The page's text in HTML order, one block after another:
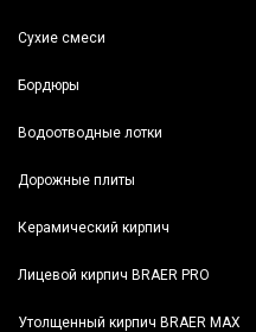
Сухие смеси
Бордюры
Водоотводные лотки
Дорожные плиты
Керамический кирпич
Лицевой кирпич BRAER PRO
Утолщенный кирпич BRAER MAX